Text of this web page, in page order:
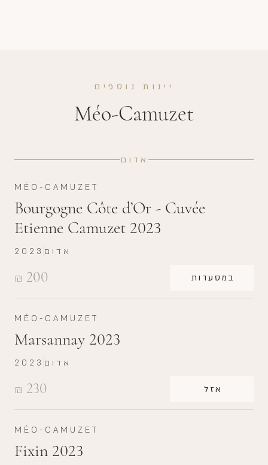
יינות נוספים
Méo-Camuzet
אדום
MÉO-CAMUZET
Bourgogne Côte d’Or - Cuvée
Etienne Camuzet 2023
₪ 200 במסעדות
2023 אדום
MÉO-CAMUZET
Marsannay 2023
₪ 230 אזל
2023 אדום
MÉO-CAMUZET
Fixin 2023